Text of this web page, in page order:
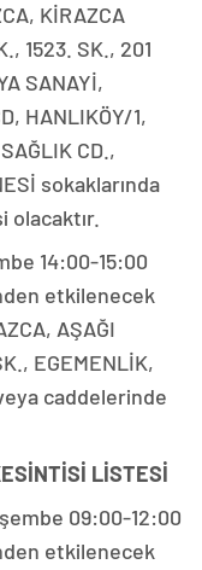
KİRAZCA
1523. SK., 201
SANAYİ,
HANLIKÖY/1,
CD.,
sokaklarında
14:00-15:00
etkilenecek
AŞAĞI
EGEMENLİK,
caddelerinde
LİSTESİ
09:00-12:00
etkilenecek